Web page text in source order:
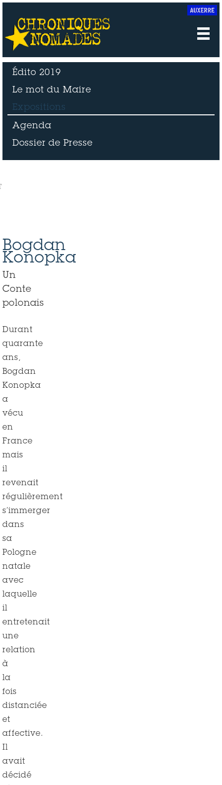
Édito 2019
Le mot du Maire
Expositions
Agenda
Dossier de Presse
Bogdan
Konopka
Un
Conte
polonais
Durant
quarante
ans,
Bogdan
Konopka
a
vécu
en
France
mais
il
revenait
régulièrement
s’immerger
dans
sa
Pologne
natale
avec
laquelle
il
entretenait
une
relation
à
la
fois
distanciée
et
affective.
Il
avait
décidé